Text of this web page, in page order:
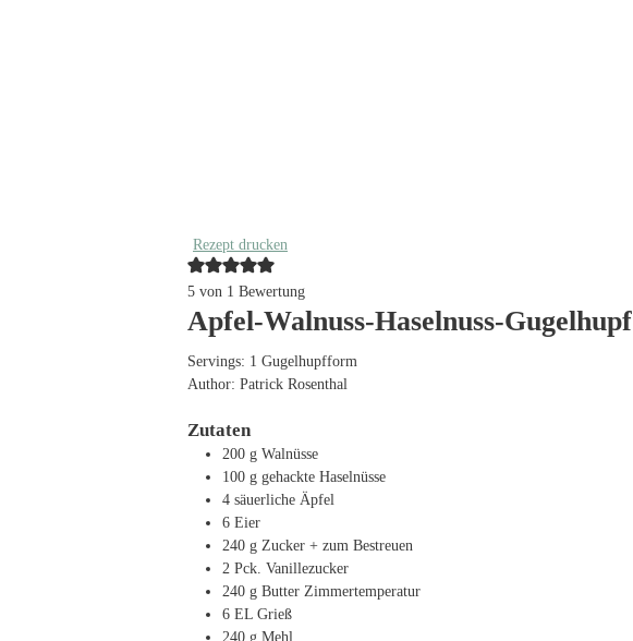
Rezept drucken
5 von 1 Bewertung
Apfel-Walnuss-Haselnuss-Gugelhupf
Servings: 1 Gugelhupfform
Author: Patrick Rosenthal
Zutaten
200 g Walnüsse
100 g gehackte Haselnüsse
4 säuerliche Äpfel
6 Eier
240 g Zucker + zum Bestreuen
2 Pck. Vanillezucker
240 g Butter Zimmertemperatur
6 EL Grieß
240 g Mehl